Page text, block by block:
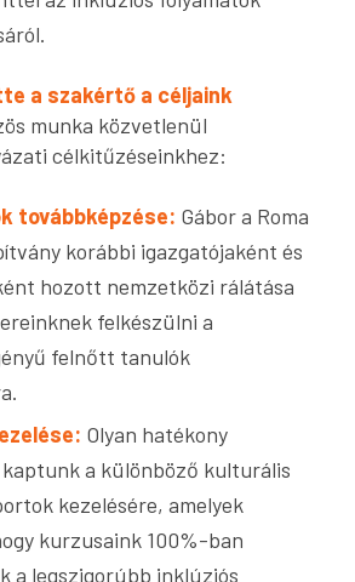
a szakértő a céljaink
munka közvetlenül
célkitűzéseinkhez:
továbbképzése: Gábor a Roma
korábbi igazgatójaként és
hozott nemzetközi rálátása
felkészülni a
felnőtt tanulók
Olyan hatékony
a különböző kulturális
kezelésére, amelyek
kurzusaink 100%-ban
a legszigorúbb inklúziós